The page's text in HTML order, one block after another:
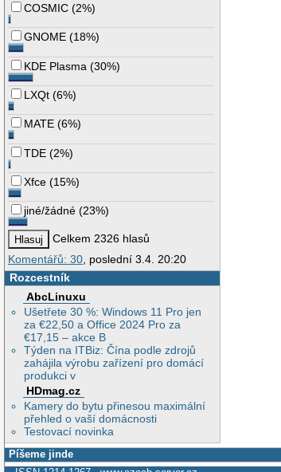
COSMIC (2%)
GNOME (18%)
KDE Plasma (30%)
LXQt (6%)
MATE (6%)
TDE (2%)
Xfce (15%)
jiné/žádné (23%)
Celkem 2326 hlasů
Komentářů: 30 , poslední 3.4. 20:20
Rozcestník
AbcLinuxu
Ušetřete 30 %: Windows 11 Pro jen
za €22,50 a Office 2024 Pro za
€17,15 – akce B
Týden na ITBiz: Čína podle zdrojů
zahájila výrobu zařízení pro domácí
produkci v
HDmag.cz
Kamery do bytu přinesou maximální
přehled o vaší domácnosti
Testovací novinka
Píšeme jinde